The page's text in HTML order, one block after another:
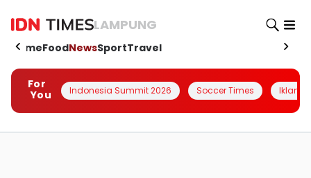
LAMPUNG
HomeFoodNewsSportTravel
For
You
Indonesia Summit 2026 Soccer Times Iklanin